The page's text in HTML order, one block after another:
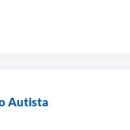
Autista